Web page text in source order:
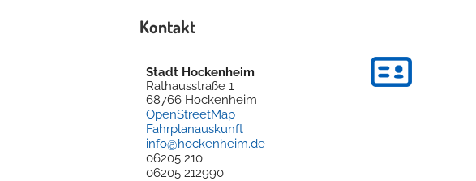
Kontakt
Stadt Hockenheim
Rathausstraße 1
68766 Hockenheim
OpenStreetMap
Fahrplanauskunft
info@hockenheim.de
06205 210
06205 212990